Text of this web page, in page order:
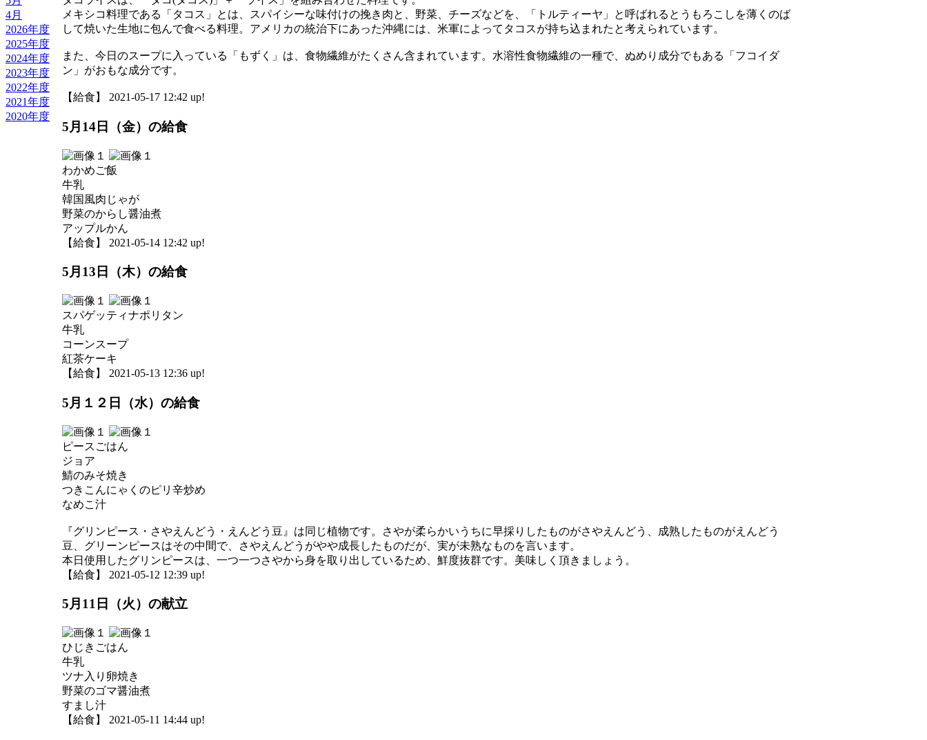
4月
2026年度
2025年度
2024年度
2023年度
2022年度
2021年度
2020年度
メキシコ料理である「タコス」とは、スパイシーな味付けの挽き肉と、野菜、チーズなどを、「トルティーヤ」と呼ばれるとうもろこしを薄くのば
して焼いた生地に包んで食べる料理。アメリカの統治下にあった沖縄には、米軍によってタコスが持ち込まれたと考えられています。
また、今日のスープに入っている「もずく」は、食物繊維がたくさん含まれています。水溶性食物繊維の一種で、ぬめり成分でもある「フコイダ
ン」がおもな成分です。
【給食】 2021-05-17 12:42 up!
5月14日（金）の給食
わかめご飯
牛乳
韓国風肉じゃが
野菜のからし醤油煮
アップルかん
【給食】 2021-05-14 12:42 up!
5月13日（木）の給食
スパゲッティナポリタン
牛乳
コーンスープ
紅茶ケーキ
【給食】 2021-05-13 12:36 up!
5月１２日（水）の給食
ピースごはん
ジョア
鯖のみそ焼き
つきこんにゃくのピリ辛炒め
なめこ汁
『グリンピース・さやえんどう・えんどう豆』は同じ植物です。さやが柔らかいうちに早採りしたものがさやえんどう、成熟したものがえんどう
豆、グリーンピースはその中間で、さやえんどうがやや成長したものだが、実が未熟なものを言います。
本日使用したグリンピースは、一つ一つさやから身を取り出しているため、鮮度抜群です。美味しく頂きましょう。
【給食】 2021-05-12 12:39 up!
5月11日（火）の献立
ひじきごはん
牛乳
ツナ入り卵焼き
野菜のゴマ醤油煮
すまし汁
【給食】 2021-05-11 14:44 up!